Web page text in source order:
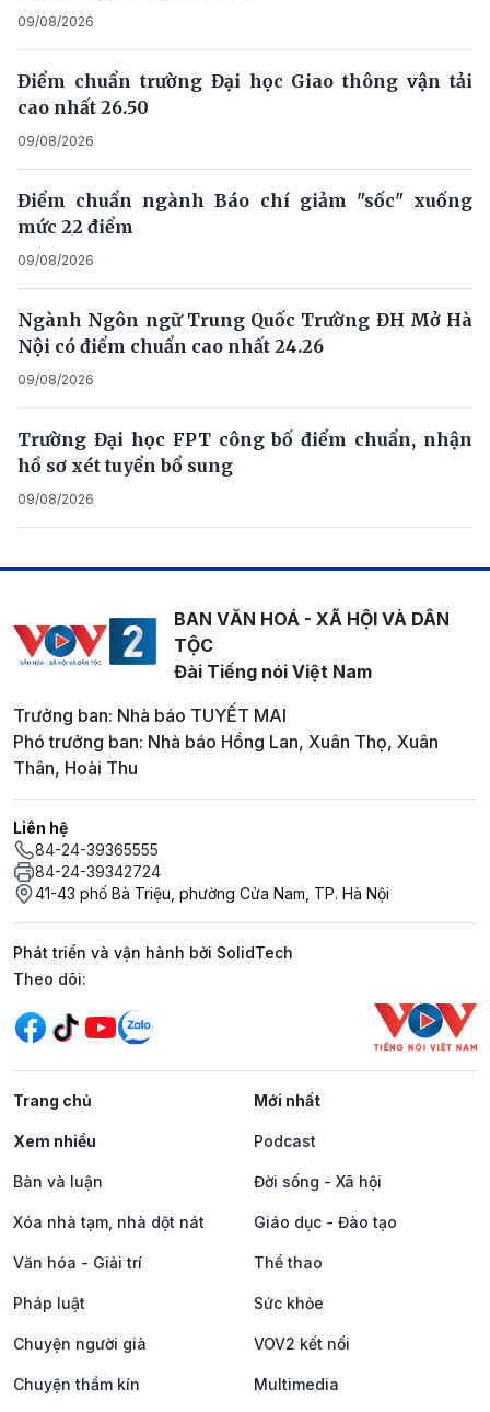
09/08/2026
Điểm chuẩn trường Đại học Giao thông vận tải
cao nhất 26.50
09/08/2026
Điểm chuẩn ngành Báo chí giảm "sốc" xuống
mức 22 điểm
09/08/2026
Ngành Ngôn ngữ Trung Quốc Trường ĐH Mở Hà
Nội có điểm chuẩn cao nhất 24.26
09/08/2026
Trường Đại học FPT công bố điểm chuẩn, nhận
hồ sơ xét tuyển bổ sung
09/08/2026
BAN VĂN HOÁ - XÃ HỘI VÀ DÂN
TỘC
Đài Tiếng nói Việt Nam
Trưởng ban: Nhà báo TUYẾT MAI
Phó trưởng ban: Nhà báo Hồng Lan, Xuân Thọ, Xuân
Thân, Hoài Thu
Liên hệ
84-24-39365555
84-24-39342724
41-43 phố Bà Triệu, phường Cửa Nam, TP. Hà Nội
Phát triển và vận hành bởi SolidTech
Mạng xã hội
Theo dõi:
Trang chủ Mới nhất
Xem nhiều Podcast
Bàn và luận Đời sống - Xã hội
Xóa nhà tạm, nhà dột nát Giáo dục - Đào tạo
Văn hóa - Giải trí Thể thao
Pháp luật Sức khỏe
Chuyện người già VOV2 kết nối
Chuyện thầm kín Multimedia